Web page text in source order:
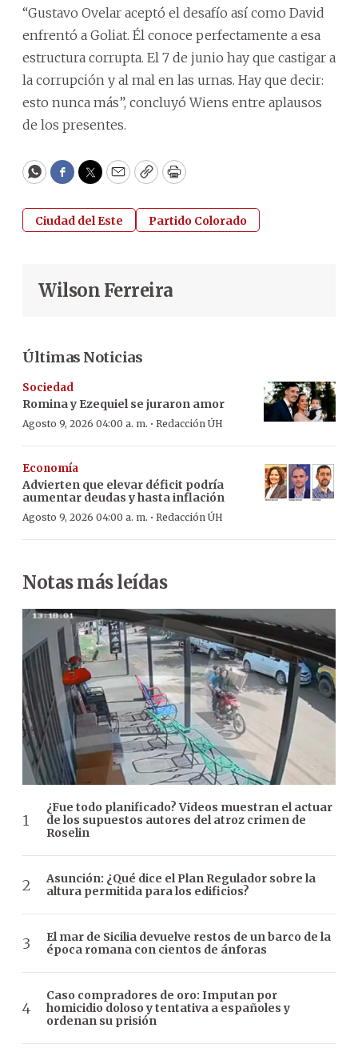
“Gustavo Ovelar aceptó el desafío así como David
enfrentó a Goliat. Él conoce perfectamente a esa
estructura corrupta. El 7 de junio hay que castigar a
la corrupción y al mal en las urnas. Hay que decir:
esto nunca más”, concluyó Wiens entre aplausos
de los presentes.
WhatsApp
Facebook
Twitter
EmailCopyPrint
Ciudad del Este Partido Colorado
Wilson Ferreira
Últimas Noticias
Sociedad
Romina y Ezequiel se juraron amor
Agosto 9, 2026 04:00 a. m. · Redacción ÚH
Economía
Advierten que elevar déficit podría
aumentar deudas y hasta inflación
Agosto 9, 2026 04:00 a. m. · Redacción ÚH
Notas más leídas
¿Fue todo planificado? Videos muestran el actuar
de los supuestos autores del atroz crimen de
Roselin
Asunción: ¿Qué dice el Plan Regulador sobre la
altura permitida para los edificios?
El mar de Sicilia devuelve restos de un barco de la
época romana con cientos de ánforas
Caso compradores de oro: Imputan por
homicidio doloso y tentativa a españoles y
ordenan su prisión